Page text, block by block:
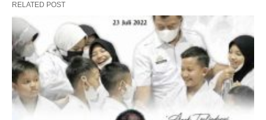
RELATED POST